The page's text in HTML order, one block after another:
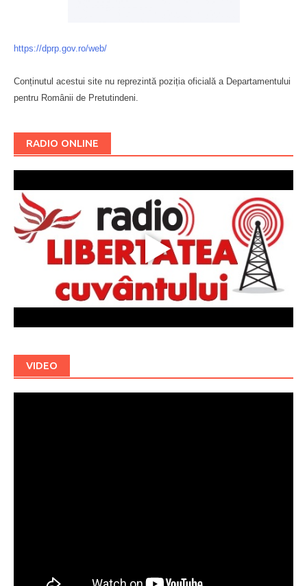
https://dprp.gov.ro/web/
Conținutul acestui site nu reprezintă poziția oficială a Departamentului
pentru Românii de Pretutindeni.
RADIO ONLINE
VIDEO